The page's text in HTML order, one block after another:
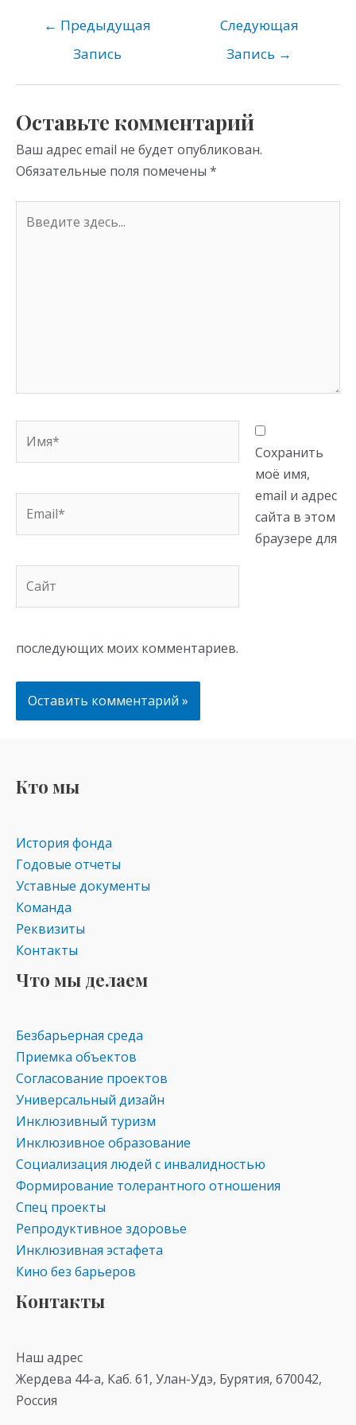
o
kl
as
ni
ki
gr
a
m p
← Предыдущая
Запись
Следующая
Запись →
Оставьте комментарий
Ваш адрес email не будет опубликован.
Обязательные поля помечены *
здесь...
Сохранить
моё имя,
email и адрес
сайта в этом
браузере для
последующих моих комментариев.
Кто мы
История фонда
Годовые отчеты
Уставные документы
Команда
Реквизиты
Контакты
Что мы делаем
Безбарьерная среда
Приемка объектов
Согласование проектов
Универсальный дизайн
Инклюзивный туризм
Инклюзивное образование
Социализация людей с инвалидностью
Формирование толерантного отношения
Спец проекты
Репродуктивное здоровье
Инклюзивная эстафета
Кино без барьеров
Контакты
Наш адрес
Жердева 44-а, Каб. 61, Улан-Удэ, Бурятия, 670042,
Россия